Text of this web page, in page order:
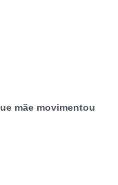
mãe movimentou